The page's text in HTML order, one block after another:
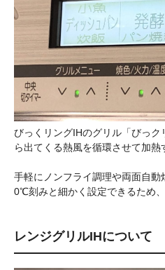
びっくリングIHのグリル「びっ
ら出てくる熱風を循環させて加熱
手軽にノンフライ調理や両面自動
0℃刻みと細かく設定できるため
レンジグリルIHについて